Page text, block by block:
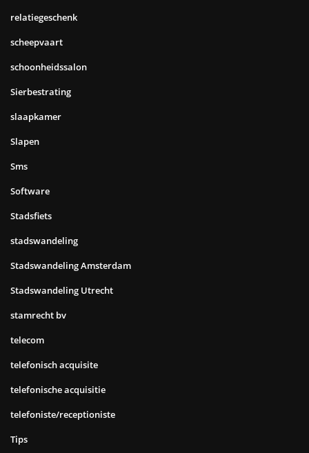
relatiegeschenk
scheepvaart
schoonheidssalon
Sierbestrating
slaapkamer
Slapen
Sms
Software
Stadsfiets
stadswandeling
Stadswandeling Amsterdam
Stadswandeling Utrecht
stamrecht bv
telecom
telefonisch acquisite
telefonische acquisitie
telefoniste/receptioniste
Tips